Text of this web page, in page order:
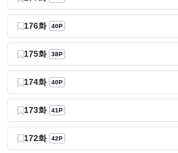
176화 40P
175화 38P
174화 40P
173화 41P
172화 42P